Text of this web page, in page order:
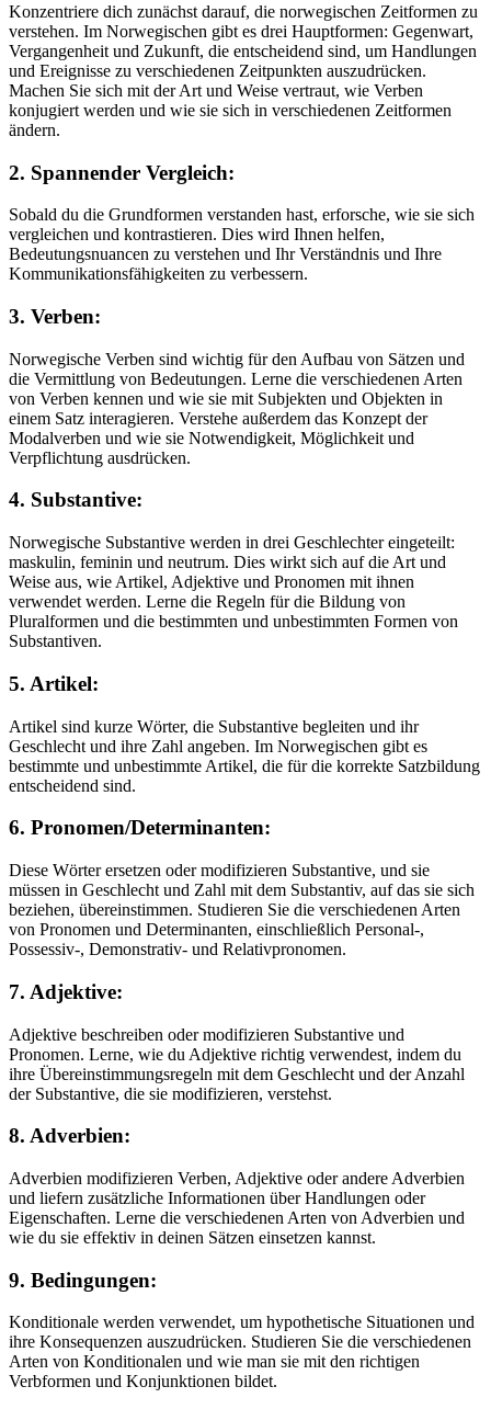
Konzentriere dich zunächst darauf, die norwegischen Zeitformen zu
verstehen. Im Norwegischen gibt es drei Hauptformen: Gegenwart,
Vergangenheit und Zukunft, die entscheidend sind, um Handlungen
und Ereignisse zu verschiedenen Zeitpunkten auszudrücken.
Machen Sie sich mit der Art und Weise vertraut, wie Verben
konjugiert werden und wie sie sich in verschiedenen Zeitformen
ändern.
2. Spannender Vergleich:
Sobald du die Grundformen verstanden hast, erforsche, wie sie sich
vergleichen und kontrastieren. Dies wird Ihnen helfen,
Bedeutungsnuancen zu verstehen und Ihr Verständnis und Ihre
Kommunikationsfähigkeiten zu verbessern.
3. Verben:
Norwegische Verben sind wichtig für den Aufbau von Sätzen und
die Vermittlung von Bedeutungen. Lerne die verschiedenen Arten
von Verben kennen und wie sie mit Subjekten und Objekten in
einem Satz interagieren. Verstehe außerdem das Konzept der
Modalverben und wie sie Notwendigkeit, Möglichkeit und
Verpflichtung ausdrücken.
4. Substantive:
Norwegische Substantive werden in drei Geschlechter eingeteilt:
maskulin, feminin und neutrum. Dies wirkt sich auf die Art und
Weise aus, wie Artikel, Adjektive und Pronomen mit ihnen
verwendet werden. Lerne die Regeln für die Bildung von
Pluralformen und die bestimmten und unbestimmten Formen von
Substantiven.
5. Artikel:
Artikel sind kurze Wörter, die Substantive begleiten und ihr
Geschlecht und ihre Zahl angeben. Im Norwegischen gibt es
bestimmte und unbestimmte Artikel, die für die korrekte Satzbildung
entscheidend sind.
6. Pronomen/Determinanten:
Diese Wörter ersetzen oder modifizieren Substantive, und sie
müssen in Geschlecht und Zahl mit dem Substantiv, auf das sie sich
beziehen, übereinstimmen. Studieren Sie die verschiedenen Arten
von Pronomen und Determinanten, einschließlich Personal-,
Possessiv-, Demonstrativ- und Relativpronomen.
7. Adjektive:
Adjektive beschreiben oder modifizieren Substantive und
Pronomen. Lerne, wie du Adjektive richtig verwendest, indem du
ihre Übereinstimmungsregeln mit dem Geschlecht und der Anzahl
der Substantive, die sie modifizieren, verstehst.
8. Adverbien:
Adverbien modifizieren Verben, Adjektive oder andere Adverbien
und liefern zusätzliche Informationen über Handlungen oder
Eigenschaften. Lerne die verschiedenen Arten von Adverbien und
wie du sie effektiv in deinen Sätzen einsetzen kannst.
9. Bedingungen:
Konditionale werden verwendet, um hypothetische Situationen und
ihre Konsequenzen auszudrücken. Studieren Sie die verschiedenen
Arten von Konditionalen und wie man sie mit den richtigen
Verbformen und Konjunktionen bildet.